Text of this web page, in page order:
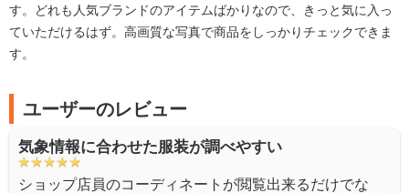
す。どれも人気ブランドのアイテムばかりなので、きっと気に入っ
ていただけるはず。高画質な写真で商品をしっかりチェックできま
す。
ユーザーのレビュー
気象情報に合わせた服装が調べやすい
ショップ店員のコーディネートが閲覧出来るだけでな